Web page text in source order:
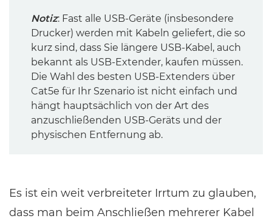
Notiz: Fast alle USB-Geräte (insbesondere
Drucker) werden mit Kabeln geliefert, die so
kurz sind, dass Sie längere USB-Kabel, auch
bekannt als USB-Extender, kaufen müssen.
Die Wahl des besten USB-Extenders über
Cat5e für Ihr Szenario ist nicht einfach und
hängt hauptsächlich von der Art des
anzuschließenden USB-Geräts und der
physischen Entfernung ab.
Es ist ein weit verbreiteter Irrtum zu glauben,
dass man beim Anschließen mehrerer Kabel